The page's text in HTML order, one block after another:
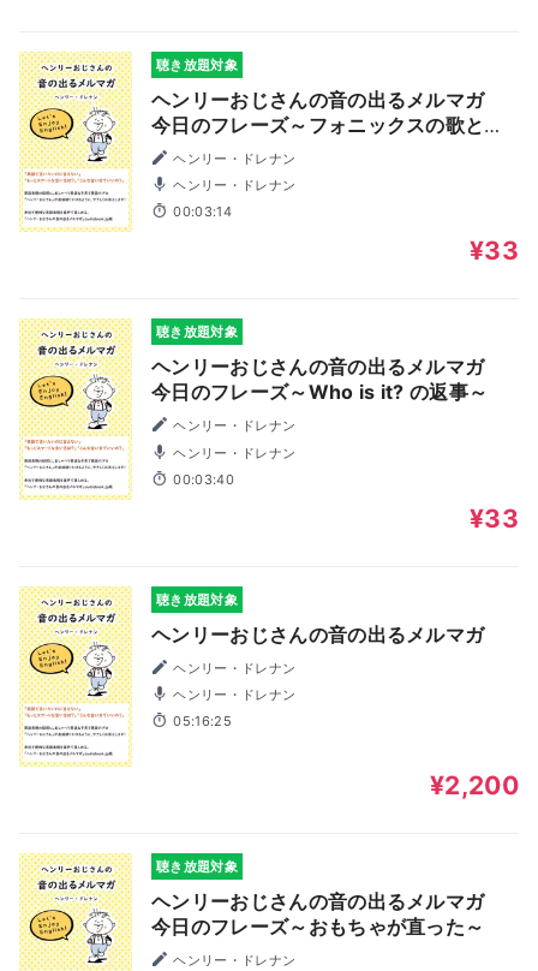
聴き放題対象
ヘンリーおじさんの音の出るメルマガ
今日のフレーズ～フォニックスの歌とカ
ード～
ヘンリー・ドレナン
ヘンリー・ドレナン
00:03:14
¥33
聴き放題対象
ヘンリーおじさんの音の出るメルマガ
今日のフレーズ～Who is it? の返事～
ヘンリー・ドレナン
ヘンリー・ドレナン
00:03:40
¥33
聴き放題対象
ヘンリーおじさんの音の出るメルマガ
ヘンリー・ドレナン
ヘンリー・ドレナン
05:16:25
¥2,200
聴き放題対象
ヘンリーおじさんの音の出るメルマガ
今日のフレーズ～おもちゃが直った～
ヘンリー・ドレナン